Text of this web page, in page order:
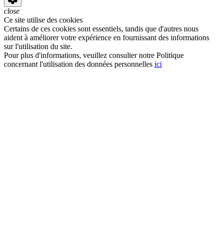
close
Ce site utilise des cookies
Certains de ces cookies sont essentiels, tandis que d'autres nous
aident à améliorer votre expérience en fournissant des informations
sur l'utilisation du site.
Pour plus d'informations, veuillez consulter notre Politique
concernant l'utilisation des données personnelles ici